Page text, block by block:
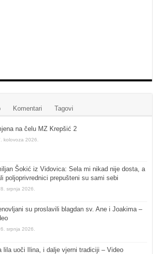
Komentari Tagovi
na čelu MZ Krepšić 2
kolovoza 2026.
Šokić iz Vidovica: Sela mi nikad nije dosta, a
poljoprivrednici prepušteni su sami sebi
srpnja 2026.
su proslavili blagdan sv. Ane i Joakima –
srpnja 2026.
lila uoči Ilina, i dalje vjerni tradiciji – Video